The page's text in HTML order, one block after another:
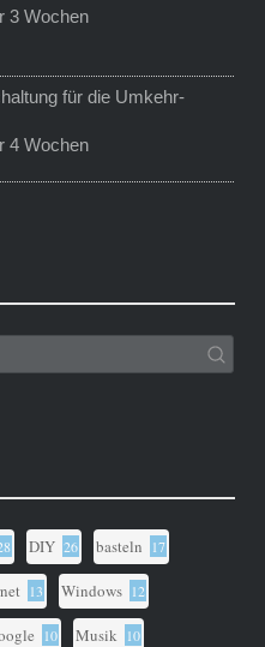
3 Wochen
für die Umkehr-
4 Wochen
DIY 26 basteln 17
13 Windows 12
10 Musik 10